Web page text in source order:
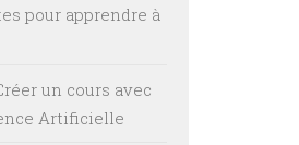
pour apprendre à
un cours avec
Artificielle